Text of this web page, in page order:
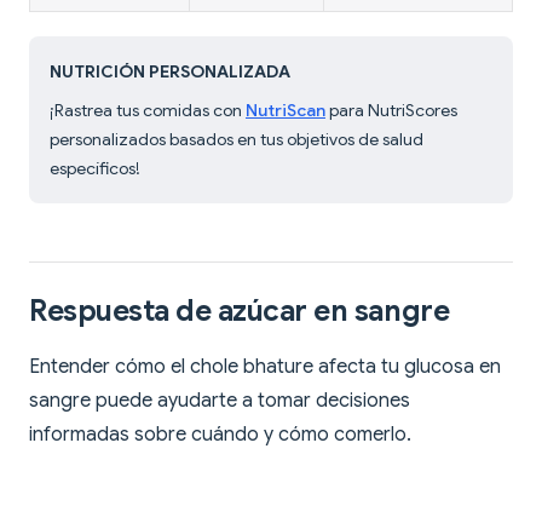
NUTRICIÓN PERSONALIZADA
¡Rastrea tus comidas con NutriScanpara NutriScores
personalizados basados en tus objetivos de salud
específicos!
Respuesta de azúcar en sangre
Entender cómo el chole bhature afecta tu glucosa en
sangre puede ayudarte a tomar decisiones
informadas sobre cuándo y cómo comerlo.